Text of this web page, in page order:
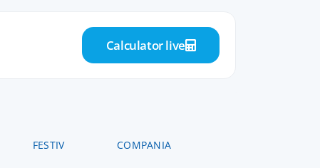
Calculator live
FESTIV COMPANIA